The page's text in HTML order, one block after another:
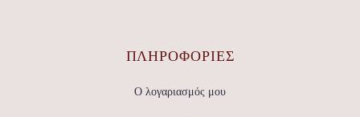
ΠΛΗΡΟΦΟΡΙΕΣ
Ο λογαριασμός μου